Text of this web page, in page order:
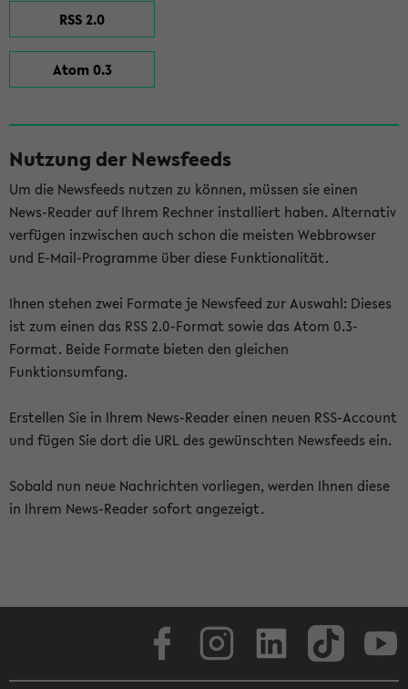
RSS 2.0
Atom 0.3
Nutzung der Newsfeeds
Um die Newsfeeds nutzen zu können, müssen sie einen
News-Reader auf Ihrem Rechner installiert haben. Alternativ
verfügen inzwischen auch schon die meisten Webbrowser
und E-Mail-Programme über diese Funktionalität.
Ihnen stehen zwei Formate je Newsfeed zur Auswahl: Dieses
ist zum einen das RSS 2.0-Format sowie das Atom 0.3-
Format. Beide Formate bieten den gleichen
Funktionsumfang.
Erstellen Sie in Ihrem News-Reader einen neuen RSS-Account
und fügen Sie dort die URL des gewünschten Newsfeeds ein.
Sobald nun neue Nachrichten vorliegen, werden Ihnen diese
in Ihrem News-Reader sofort angezeigt.